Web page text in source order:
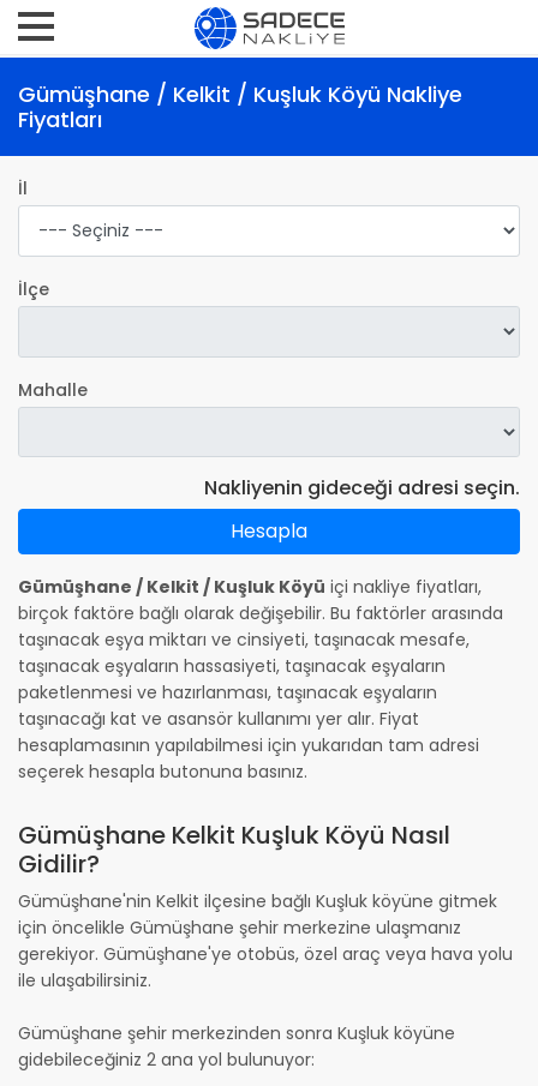
Gümüşhane / Kelkit / Kuşluk Köyü Nakliye
Fiyatları
İl
İlçe
Mahalle
Nakliyenin gideceği adresi seçin.
Hesapla
Gümüşhane / Kelkit / Kuşluk Köyü içi nakliye fiyatları,
birçok faktöre bağlı olarak değişebilir. Bu faktörler arasında
taşınacak eşya miktarı ve cinsiyeti, taşınacak mesafe,
taşınacak eşyaların hassasiyeti, taşınacak eşyaların
paketlenmesi ve hazırlanması, taşınacak eşyaların
taşınacağı kat ve asansör kullanımı yer alır. Fiyat
hesaplamasının yapılabilmesi için yukarıdan tam adresi
seçerek hesapla butonuna basınız.
Gümüşhane Kelkit Kuşluk Köyü Nasıl
Gidilir?
Gümüşhane'nin Kelkit ilçesine bağlı Kuşluk köyüne gitmek
için öncelikle Gümüşhane şehir merkezine ulaşmanız
gerekiyor. Gümüşhane'ye otobüs, özel araç veya hava yolu
ile ulaşabilirsiniz.
Gümüşhane şehir merkezinden sonra Kuşluk köyüne
gidebileceğiniz 2 ana yol bulunuyor: